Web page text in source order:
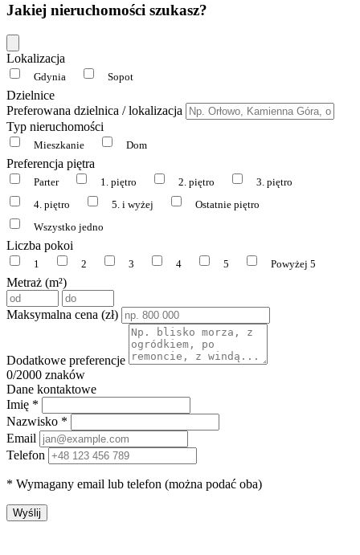
Jakiej nieruchomości szukasz?
Lokalizacja
Gdynia Sopot
Dzielnice
Preferowana dzielnica / lokalizacja
Typ nieruchomości
Mieszkanie Dom
Preferencja piętra
Parter 1. piętro 2. piętro
3. piętro
4. piętro
5. i wyżej
Ostatnie piętro
Wszystko jedno
Liczba pokoi
1 2 3 4 5 Powyżej 5
Metraż (m²)
Maksymalna cena (zł)
Dodatkowe preferencje
0/2000 znaków
Dane kontaktowe
Imię *
Nazwisko *
Email
Telefon
* Wymagany email lub telefon (można podać oba)
Wyślij